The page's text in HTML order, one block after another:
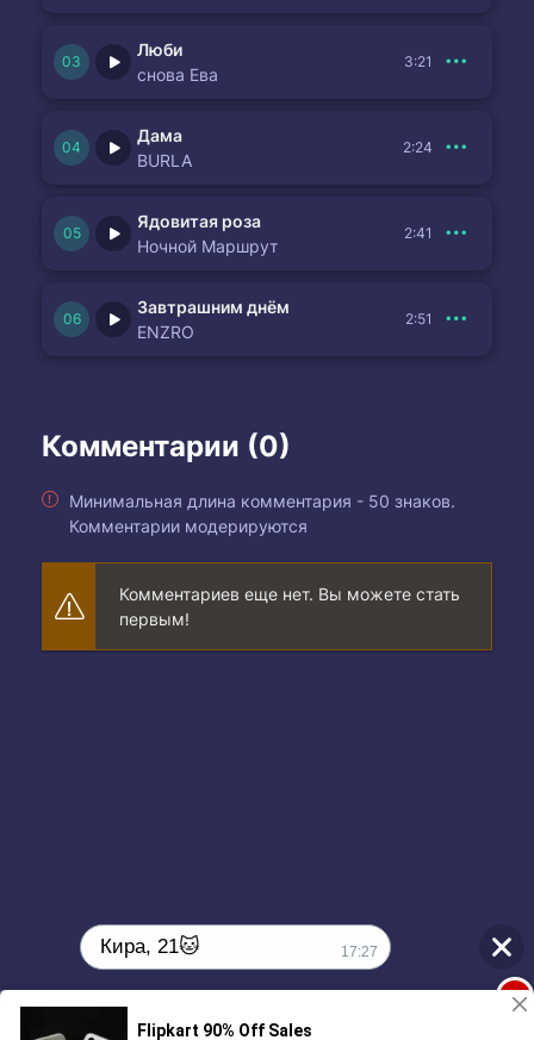
Люби
снова Ева
3:21
Дама
BURLA
2:24
Ядовитая роза
Ночной Маршрут
2:41
Завтрашним днём
ENZRO
2:51
Комментарии (0)
Минимальная длина комментария - 50 знаков.
Комментарии модерируются
Комментариев еще нет. Вы можете стать
первым!
Кира, 21🐱 17:27
1